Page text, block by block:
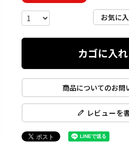
お気に
カゴに入
商品についてのお問
レビューを